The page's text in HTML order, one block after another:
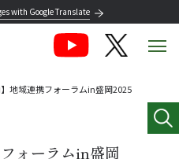
with Google Translate
】地域連携フォーラムin盛岡2025
ォーラムin盛岡